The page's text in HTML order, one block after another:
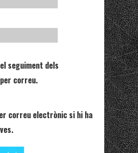
seguiment dels
correu.
correu electrònic si hi ha